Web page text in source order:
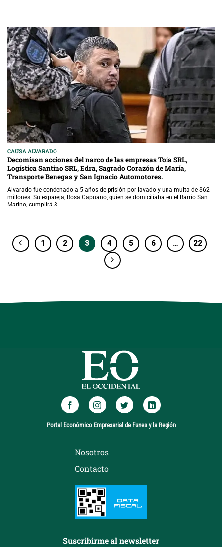
CAUSA ALVARADO
Decomisan acciones del narco de las empresas Toia SRL,
Logística Santino SRL, Edra, Sagrado Corazón de María,
Transporte Benegas y San Ignacio Automotores.
Alvarado fue condenado a 5 años de prisión por lavado y una multa de $62
millones. Su expareja, Rosa Capuano, quien se domiciliaba en el Barrio San
Marino, cumplirá 3
1 2 3 4 5 6 … 22
Portal Económico Empresarial de Funes y la Región
Nosotros
Contacto
Suscribirme al newsletter